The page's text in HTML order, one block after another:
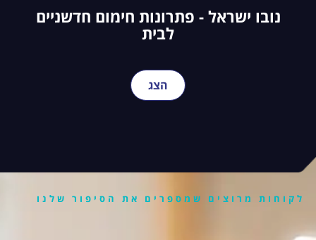
נובו ישראל - פתרונות חימום חדשניים
לבית
הצג
לקוחות מרוצים שמספרים את הסיפור שלנו